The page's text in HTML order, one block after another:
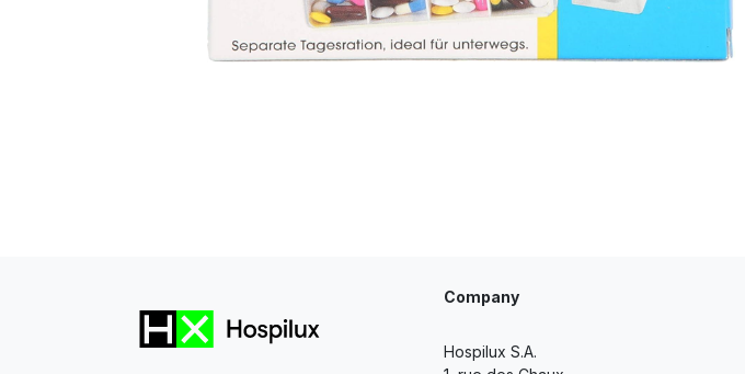
Hospilux S.A.
Company